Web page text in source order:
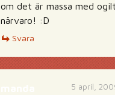
om det är massa med
närvaro! :D
Svara
5 april,